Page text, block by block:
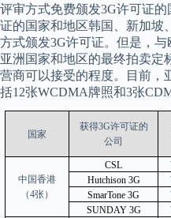
评审方式免费颁发3G许可证
证的国家和地区韩国、新加坡
方式颁发3G许可证。但是，与
亚洲国家和地区的最终拍卖定
营商可以接受的程度。目前，
括12张WCDMA牌照和3张
国家
获得3G许可证的
公司
中国香港
（4张）
CSL
Hutchison 3G
SmarTone 3G
SUNDAY 3G